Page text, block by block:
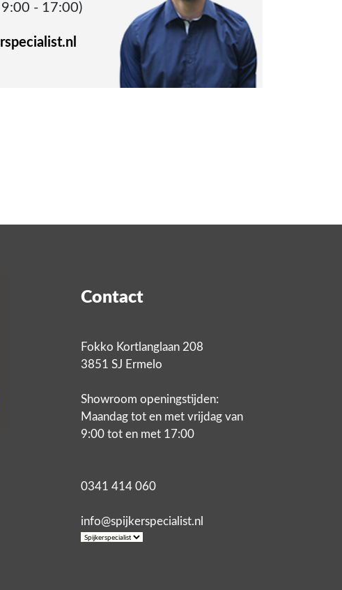
- 17:00)
Contact
Fokko Kortlanglaan 208
3851 SJ Ermelo
Showroom openingstijden:
Maandag tot en met vrijdag van
9:00 tot en met 17:00
0341 414 060
info@spijkerspecialist.nl